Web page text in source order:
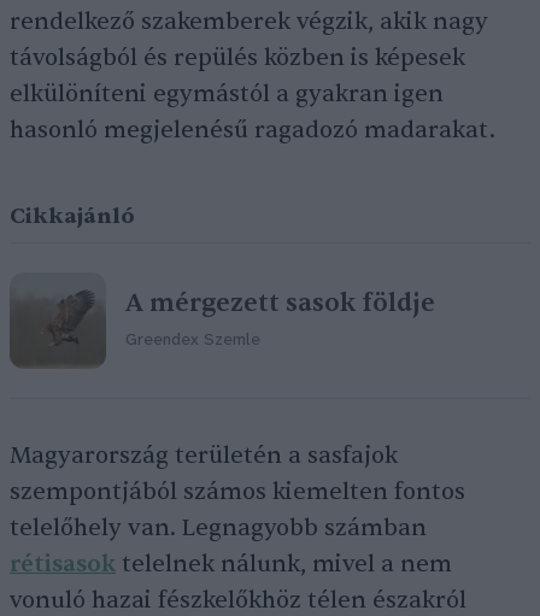
rendelkező szakemberek végzik, akik nagy
távolságból és repülés közben is képesek
elkülöníteni egymástól a gyakran igen
hasonló megjelenésű ragadozó madarakat.
Cikkajánló
A mérgezett sasok földje
Greendex Szemle
Magyarország területén a sasfajok
szempontjából számos kiemelten fontos
telelőhely van. Legnagyobb számban
rétisasok telelnek nálunk, mivel a nem
vonuló hazai fészkelőkhöz télen északról